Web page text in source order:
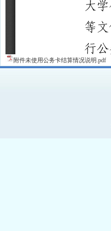
附件未使用公务卡结算情况说明.pdf